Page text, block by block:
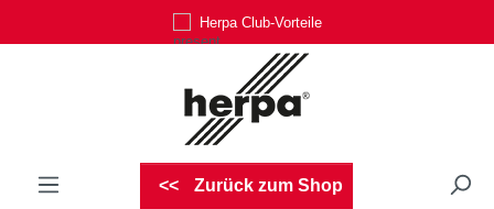
Zum Hauptinhalt springenHerpa Club-Vorteile
Zurück zum Shop